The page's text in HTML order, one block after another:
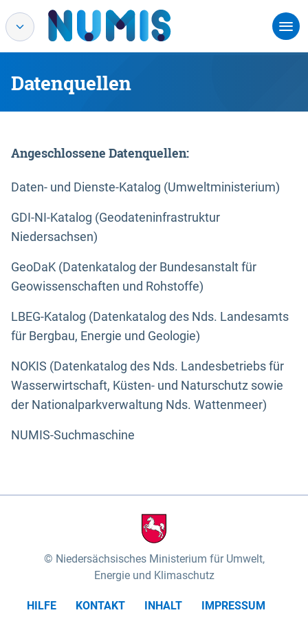
Datenquellen
Angeschlossene Datenquellen:
Daten- und Dienste-Katalog (Umweltministerium)
GDI-NI-Katalog (Geodateninfrastruktur
Niedersachsen)
GeoDaK (Datenkatalog der Bundesanstalt für
Geowissenschaften und Rohstoffe)
LBEG-Katalog (Datenkatalog des Nds. Landesamts
für Bergbau, Energie und Geologie)
NOKIS (Datenkatalog des Nds. Landesbetriebs für
Wasserwirtschaft, Küsten- und Naturschutz sowie
der Nationalparkverwaltung Nds. Wattenmeer)
NUMIS-Suchmaschine
Niedersächsisches Ministerium für Umwelt,
Energie und Klimaschutz
HILFE KONTAKT INHALT
IMPRESSUM